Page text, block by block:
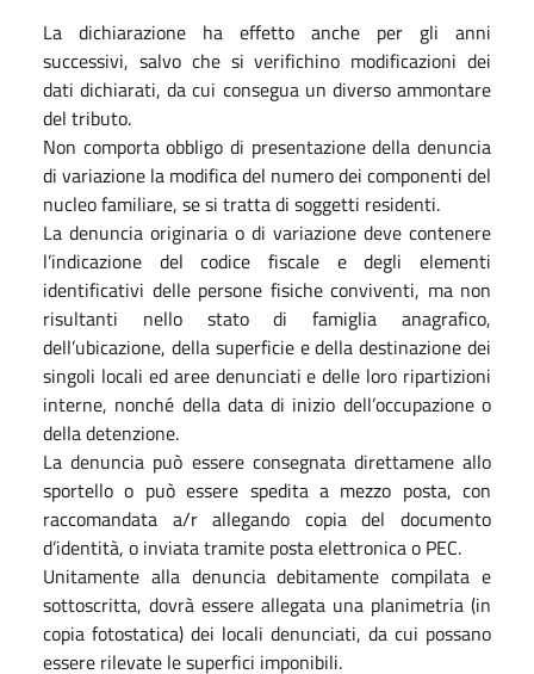
La dichiarazione ha effetto anche per gli anni
successivi, salvo che si verifichino modificazioni dei
dati dichiarati, da cui consegua un diverso ammontare
del tributo.
Non comporta obbligo di presentazione della denuncia
di variazione la modifica del numero dei componenti del
nucleo familiare, se si tratta di soggetti residenti.
La denuncia originaria o di variazione deve contenere
l’indicazione del codice fiscale e degli elementi
identificativi delle persone fisiche conviventi, ma non
risultanti nello stato di famiglia anagrafico,
dell’ubicazione, della superficie e della destinazione dei
singoli locali ed aree denunciati e delle loro ripartizioni
interne, nonché della data di inizio dell’occupazione o
della detenzione.
La denuncia può essere consegnata direttamene allo
sportello o può essere spedita a mezzo posta, con
raccomandata a/r allegando copia del documento
d’identità, o inviata tramite posta elettronica o PEC.
Unitamente alla denuncia debitamente compilata e
sottoscritta, dovrà essere allegata una planimetria (in
copia fotostatica) dei locali denunciati, da cui possano
essere rilevate le superfici imponibili.